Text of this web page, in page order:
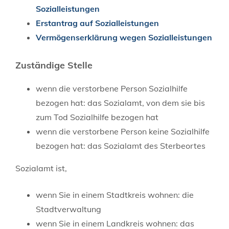
Sozialleistungen
Erstantrag auf Sozialleistungen
Vermögenserklärung wegen Sozialleistungen
Zuständige Stelle
wenn die verstorbene Person Sozialhilfe
bezogen hat: das Sozialamt, von dem sie bis
zum Tod Sozialhilfe bezogen hat
wenn die verstorbene Person keine Sozialhilfe
bezogen hat: das Sozialamt des Sterbeortes
Sozialamt ist,
wenn Sie in einem Stadtkreis wohnen: die
Stadtverwaltung
wenn Sie in einem Landkreis wohnen: das